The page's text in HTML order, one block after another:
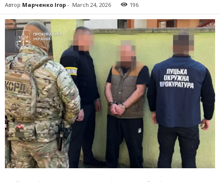
Автор Марченко Ігор - March 24, 2026 196